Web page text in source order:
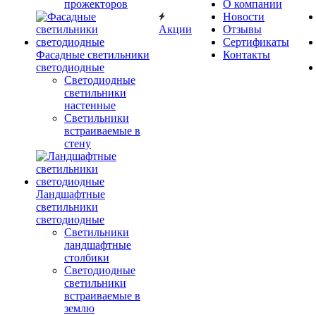
прожекторов
Фасадные светильники
светодиодные
Светодиодные
светильники
настенные
Светильники
встраиваемые в
стену
Ландшафтные
светильники
светодиодные
Светильники
ландшафтные
столбики
Светодиодные
светильники
встраиваемые в
землю
Акции
О компании
Новости
Отзывы
Сертификаты
Контакты